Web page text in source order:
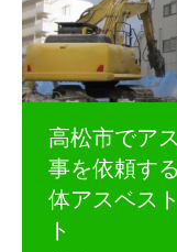
高松市でア
事を依頼す
体アスベス
ト